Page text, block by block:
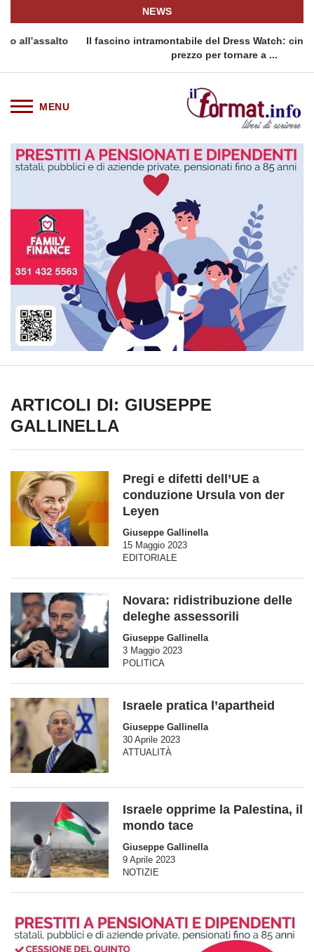
NEWS
Il fascino intramontabile del Dress Watch: cinque fasce di
prezzo per tornare a ...
ARTICOLI DI: GIUSEPPE
GALLINELLA
Pregi e difetti dell’UE a
conduzione Ursula von der
Leyen
Giuseppe Gallinella
15 Maggio 2023
EDITORIALE
Novara: ridistribuzione delle
deleghe assessorili
Giuseppe Gallinella
3 Maggio 2023
POLITICA
Israele pratica l’apartheid
Giuseppe Gallinella
30 Aprile 2023
ATTUALITÀ
Israele opprime la Palestina, il
mondo tace
Giuseppe Gallinella
9 Aprile 2023
NOTIZIE